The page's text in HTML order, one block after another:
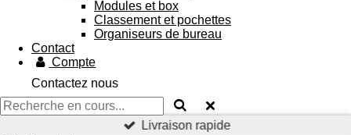
Modules et box
Classement et pochettes
Organiseurs de bureau
Contact
Compte
Contactez nous
Livraison rapide